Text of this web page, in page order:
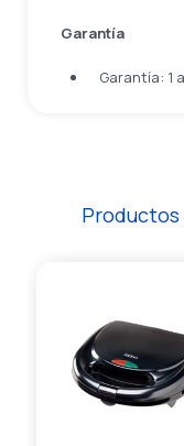
Garantía
Garantía: 1